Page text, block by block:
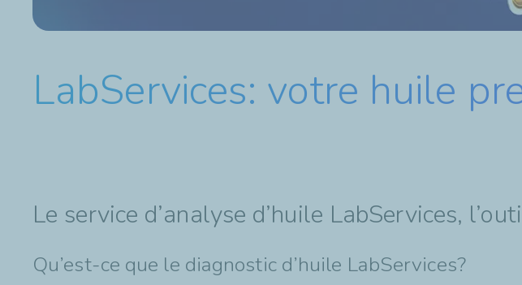
LabServices: votre huile
Le service d’analyse d’huile LabServices,
Qu’est-ce que le diagnostic d’huile LabServices?